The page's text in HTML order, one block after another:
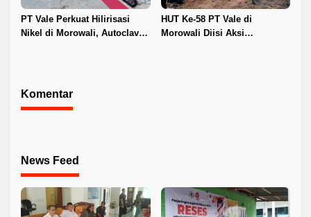
PT Vale Perkuat Hilirisasi
Nikel di Morowali, Autoclave
HUT Ke-58 PT Vale di
Morowali Diisi Aksi
Komentar
News Feed